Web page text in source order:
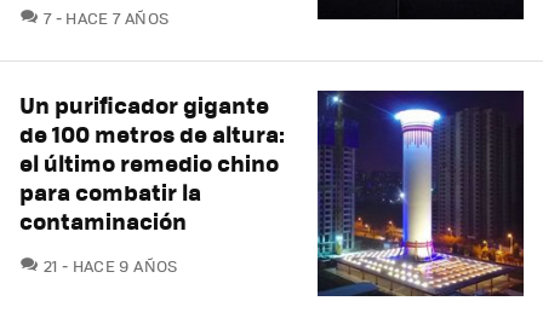
7COMENTARIOS
HACE 7 AÑOS
Un purificador gigante
de 100 metros de altura:
el último remedio chino
para combatir la
contaminación
21 COMENTARIOS
HACE 9 AÑOS